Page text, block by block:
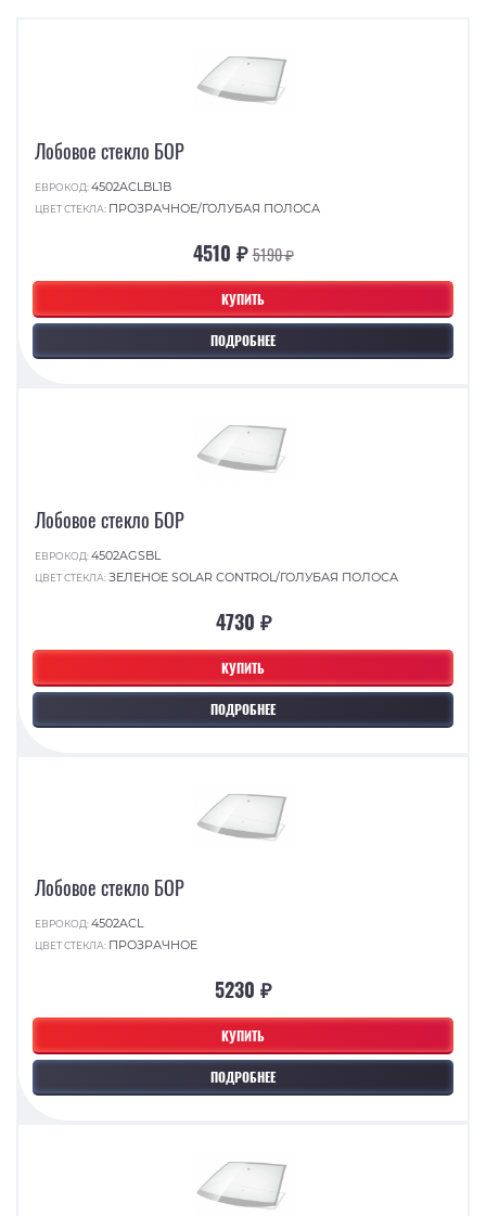
КУПИТЬ
ПОДРОБНЕЕ
Лобовое стекло БОР
ЕВРОКОД:4502ACLBL1B
ЦВЕТ СТЕКЛА: ПРОЗРАЧНОЕ/ГОЛУБАЯ ПОЛОСА
4510 ₽5190 ₽
КУПИТЬ
ПОДРОБНЕЕ
Лобовое стекло БОР
ЕВРОКОД:4502AGSBL
ЦВЕТ СТЕКЛА:ЗЕЛЕНОЕ SOLAR CONTROL/ГОЛУБАЯ ПОЛОСА
4730 ₽
КУПИТЬ
ПОДРОБНЕЕ
Лобовое стекло БОР
ЕВРОКОД:4502ACL
ЦВЕТ СТЕКЛА: ПРОЗРАЧНОЕ
5230 ₽